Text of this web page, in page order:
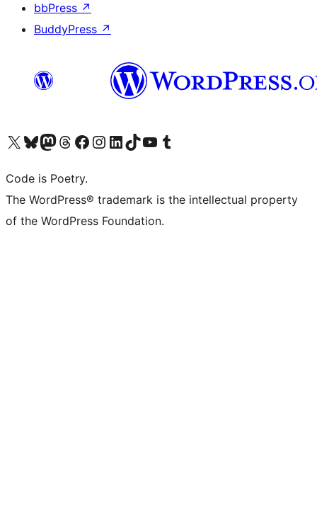
bbPress ↗
BuddyPress ↗
Visita il nostro account X (ex Twitter)
Visita il nostro account Bluesky
Visita il nostro account Mastodon
Visita il nostro account Threads
Visita la nostra pagina Facebook
Visita il nostro account Instagram
Visita il nostro account LinkedIn
Visita il nostro account TikTok
Visita il nostro canale YouTube
Visita il nostro account Tumblr
Code is Poetry.
The WordPress® trademark is the intellectual property
of the WordPress Foundation.